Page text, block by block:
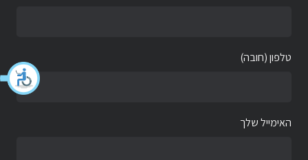
טלפון (חובה)
האימייל שלך